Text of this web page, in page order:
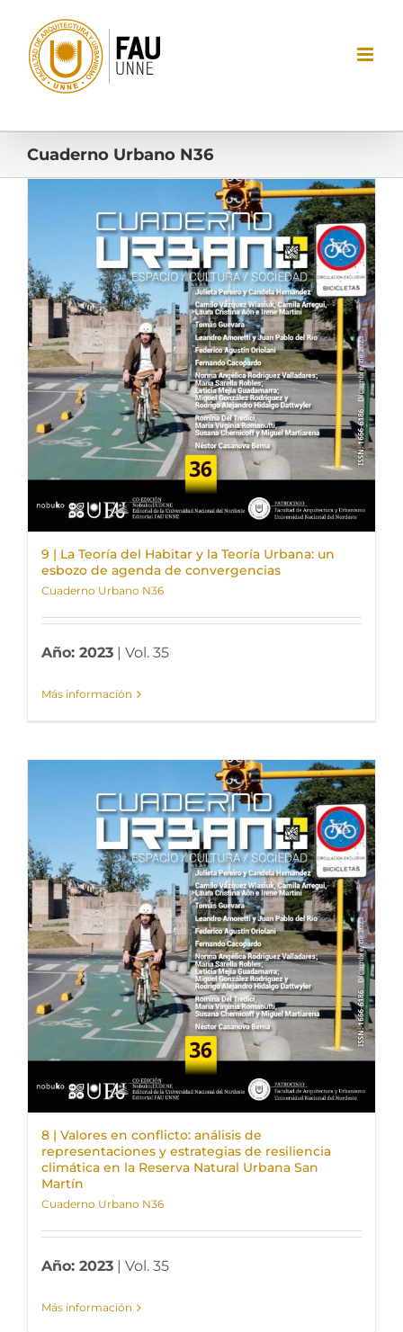
contenido
Cuaderno Urbano N36
9 | La Teoría del Habitar y la Teoría Urbana: un
esbozo de agenda de convergencias
Cuaderno Urbano N36
Año: 2023 | Vol. 35
Más información
8 | Valores en conflicto: análisis de
representaciones y estrategias de resiliencia
climática en la Reserva Natural Urbana San
Martín
Cuaderno Urbano N36
Año: 2023 | Vol. 35
Más información